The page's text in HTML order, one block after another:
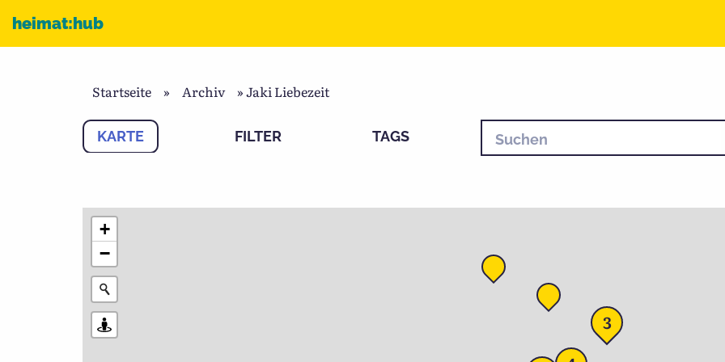
heimat:hub
Startseite » Archiv »Jaki Liebezeit
KARTE FILTER TAGS
3
+
−